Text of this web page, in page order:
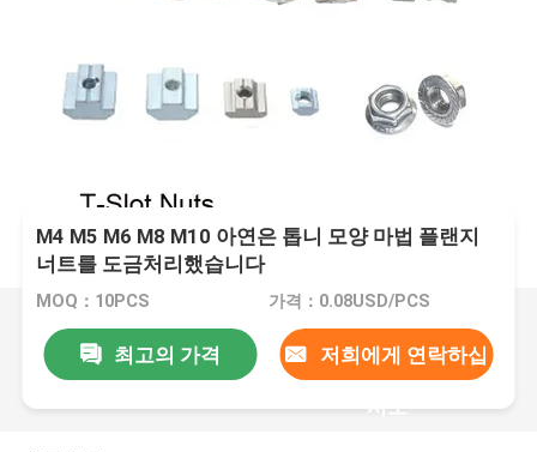
M4 M5 M6 M8 M10 아연은 톱니 모양 마법 플랜지
너트를 도금처리했습니다
MOQ：10PCS 가격：0.08USD/PCS
최고의 가격 저희에게 연락하십
시오